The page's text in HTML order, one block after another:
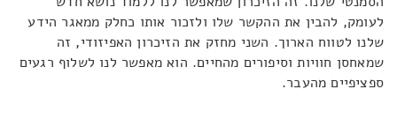
לעומק, להבין את ההקשר שלו ולזכור אותו כחלק ממאגר הידע
שלנו לטווח הארוך. השני מחזק את הזיכרון האפיזודי, זה
שמאחסן חוויות וסיפורים מהחיים. הוא מאפשר לנו לשלוף רגעים
ספציפיים מהעבר.